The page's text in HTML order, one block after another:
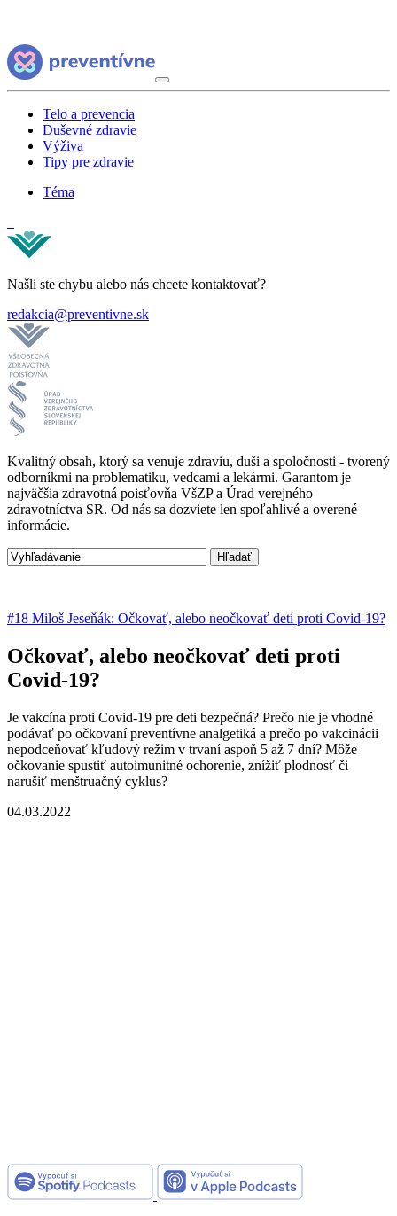
Telo a prevencia
Duševné zdravie
Výživa
Tipy pre zdravie
Téma
Našli ste chybu alebo nás chcete kontaktovať?
redakcia@preventivne.sk
Kvalitný obsah, ktorý sa venuje zdraviu, duši a spoločnosti - tvorený
odborníkmi na problematiku, vedcami a lekármi. Garantom je
najväčšia zdravotná poisťovňa VšZP a Úrad verejného
zdravotníctva SR. Od nás sa dozviete len spoľahlivé a overené
informácie.
#18 Miloš Jeseňák: Očkovať, alebo neočkovať deti proti Covid-19?
Očkovať, alebo neočkovať deti proti
Covid-19?
Je vakcína proti Covid-19 pre deti bezpečná? Prečo nie je vhodné
podávať po očkovaní preventívne analgetiká a prečo po vakcinácii
nepodceňovať kľudový režim v trvaní aspoň 5 až 7 dní? Môže
očkovanie spustiť autoimunitné ochorenie, znížiť plodnosť či
narušiť menštruačný cyklus?
04.03.2022